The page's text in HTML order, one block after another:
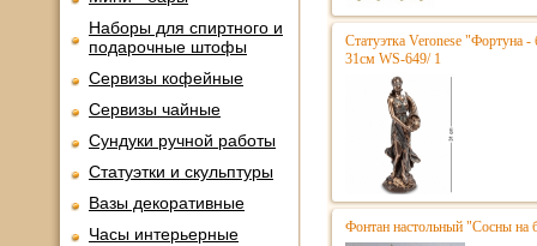
Наборы для спиртного и
подарочные штофы
Сервизы кофейные
Сервизы чайные
Сундуки ручной работы
Статуэтки и скульптуры
Вазы декоративные
Часы интерьерные
Статуэтка Veronese "Фортуна
31см WS-649/ 1
Фонтан настольный "Сосны на